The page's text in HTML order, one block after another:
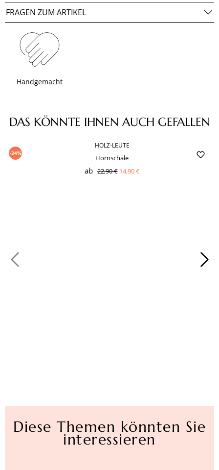
FRAGEN ZUM ARTIKEL
Handgemacht
Produktgalerie überspringen
DAS KÖNNTE IHNEN AUCH GEFALLEN
-34%
HOLZ-LEUTE
Hornschale
ab 22,90 € 14,90 €
Diese Themen könnten Sie
interessieren